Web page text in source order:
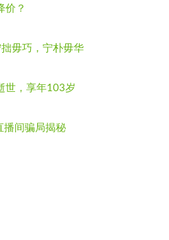
价？
毋巧，宁朴毋华
世，享年103岁
播间骗局揭秘